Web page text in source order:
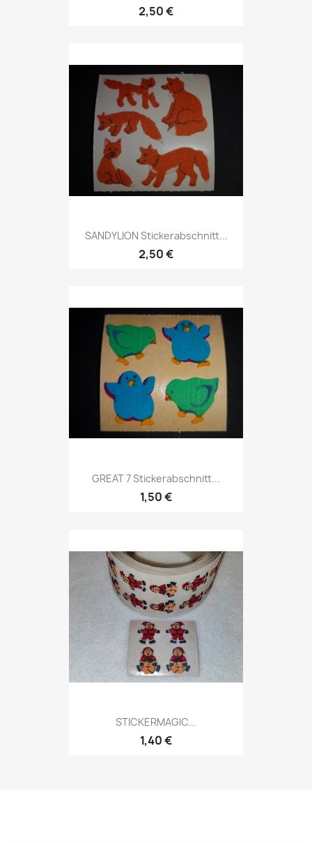
2,50 €
SANDYLION Stickerabschnitt...
2,50 €
GREAT 7 Stickerabschnitt...
1,50 €
STICKERMAGIC...
1,40 €